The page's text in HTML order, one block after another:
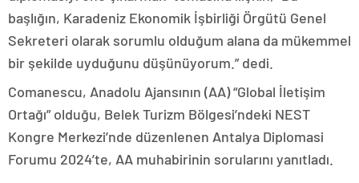
başlığın, Karadeniz Ekonomik İşbirliği Örgütü Genel
Sekreteri olarak sorumlu olduğum alana da mükemmel
bir şekilde uyduğunu düşünüyorum.” dedi.
Comanescu, Anadolu Ajansının (AA) “Global İletişim
Ortağı” olduğu, Belek Turizm Bölgesi’ndeki NEST
Kongre Merkezi’nde düzenlenen Antalya Diplomasi
Forumu 2024’te, AA muhabirinin sorularını yanıtladı.